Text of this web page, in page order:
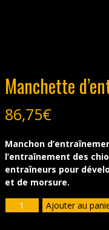
Manchette
86,75€
Manchon
l’entraînement des
entraîneurs pour
et de morsure.
quantité
de
Ajouter au